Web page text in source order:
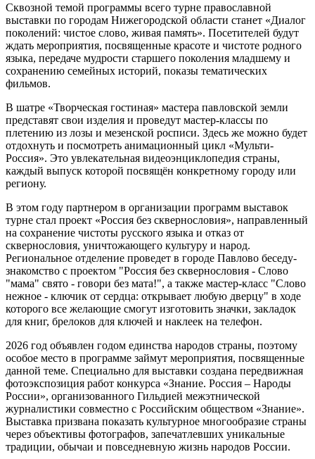
Сквозной темой программы всего турне православной
выставки по городам Нижегородской области станет «Диалог
поколений: чистое слово, живая память». Посетителей будут
ждать мероприятия, посвященные красоте и чистоте родного
языка, передаче мудрости старшего поколения младшему и
сохранению семейных историй, показы тематических
фильмов.
В шатре «Творческая гостиная» мастера павловской земли
представят свои изделия и проведут мастер-классы по
плетению из лозы и мезенской росписи. Здесь же можно будет
отдохнуть и посмотреть анимационный цикл «Мульти-
Россия». Это увлекательная видеоэнциклопедия страны,
каждый выпуск которой посвящён конкретному городу или
региону.
В этом году партнером в организации программ выставок
турне стал проект «Россия без сквернословия», направленный
на сохранение чистоты русского языка и отказ от
сквернословия, уничтожающего культуру и народ.
Региональное отделение проведет в городе Павлово беседу-
знакомство с проектом "Россия без сквернословия - Слово
"мама" свято - говори без мата!", а также мастер-класс "Слово
нежное - ключик от сердца: открывает любую дверцу" в ходе
которого все желающие смогут изготовить значки, закладок
для книг, брелоков для ключей и наклеек на телефон.
2026 год объявлен годом единства народов страны, поэтому
особое место в программе займут мероприятия, посвященные
данной теме. Специально для выставки создана передвижная
фотоэкспозиция работ конкурса «Знание. Россия – Народы
России», организованного Гильдией межэтнической
журналистики совместно с Российским обществом «Знание».
Выставка призвана показать культурное многообразие страны
через объективы фотографов, запечатлевших уникальные
традиции, обычаи и повседневную жизнь народов России.